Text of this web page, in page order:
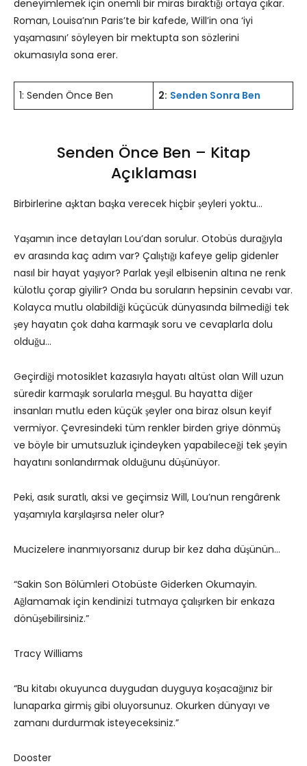
deneyimlemek için önemli bir miras bıraktığı ortaya çıkar.
Roman, Louisa’nın Paris’te bir kafede, Will’in ona ‘iyi
yaşamasını’ söyleyen bir mektupta son sözlerini
okumasıyla sona erer.
1: Senden Önce Ben 2: Senden Sonra Ben
Senden Önce Ben – Kitap
Açıklaması
Birbirlerine aşktan başka verecek hiçbir şeyleri yoktu…
Yaşamın ince detayları Lou’dan sorulur. Otobüs durağıyla
ev arasında kaç adım var? Çalıştığı kafeye gelip gidenler
nasıl bir hayat yaşıyor? Parlak yeşil elbisenin altına ne renk
külotlu çorap giyilir? Onda bu soruların hepsinin cevabı var.
Kolayca mutlu olabildiği küçücük dünyasında bilmediği tek
şey hayatın çok daha karmaşık soru ve cevaplarla dolu
olduğu…
Geçirdiği motosiklet kazasıyla hayatı altüst olan Will uzun
süredir karmaşık sorularla meşgul. Bu hayatta diğer
insanları mutlu eden küçük şeyler ona biraz olsun keyif
vermiyor. Çevresindeki tüm renkler birden griye dönmüş
ve böyle bir umutsuzluk içindeyken yapabileceği tek şeyin
hayatını sonlandırmak olduğunu düşünüyor.
Peki, asık suratlı, aksi ve geçimsiz Will, Lou’nun rengârenk
yaşamıyla karşılaşırsa neler olur?
Mucizelere inanmıyorsanız durup bir kez daha düşünün…
“Sakin Son Bölümleri Otobüste Giderken Okumayin.
Ağlamamak için kendinizi tutmaya çalışırken bir enkaza
dönüşebilirsiniz.”
Tracy Williams
“Bu kitabı okuyunca duygudan duyguya koşacağınız bir
lunaparka girmiş gibi oluyorsunuz. Okurken dünyayı ve
zamanı durdurmak isteyeceksiniz.”
Dooster